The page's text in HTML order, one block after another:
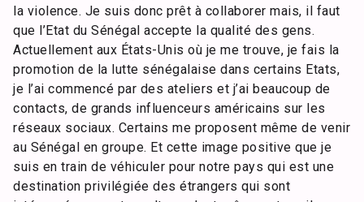
la violence. Je suis donc prêt à collaborer mais, il faut
que l’Etat du Sénégal accepte la qualité des gens.
Actuellement aux États-Unis où je me trouve, je fais la
promotion de la lutte sénégalaise dans certains Etats,
je l’ai commencé par des ateliers et j’ai beaucoup de
contacts, de grands influenceurs américains sur les
réseaux sociaux. Certains me proposent même de venir
au Sénégal en groupe. Et cette image positive que je
suis en train de véhiculer pour notre pays qui est une
destination privilégiée des étrangers qui sont